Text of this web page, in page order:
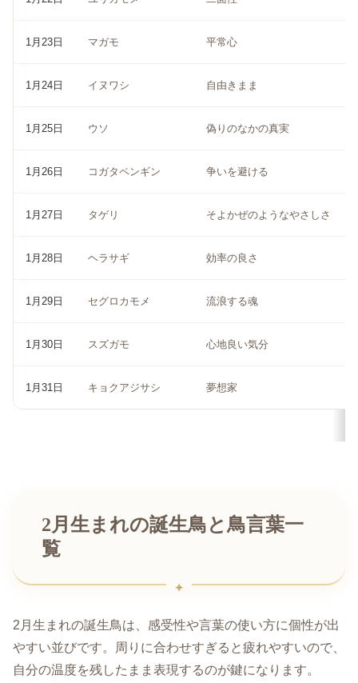
1月23日 マガモ 平常心
1月24日 イヌワシ 自由きまま
1月25日 ウソ 偽りのなかの真実
1月26日 コガタペンギン 争いを避ける
1月27日 タゲリ そよかぜのようなやさしさ
1月28日 ヘラサギ 効率の良さ
1月29日 セグロカモメ 流浪する魂
1月30日 スズガモ 心地良い気分
1月31日 キョクアジサシ 夢想家
2月生まれの誕生鳥と鳥言葉一
覧
2月生まれの誕生鳥は、感受性や言葉の使い方に個性が出
やすい並びです。周りに合わせすぎると疲れやすいので、
自分の温度を残したまま表現するのが鍵になります。